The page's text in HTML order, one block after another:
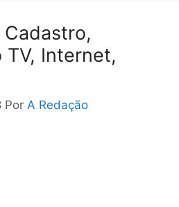
Internet,
Por A Redação